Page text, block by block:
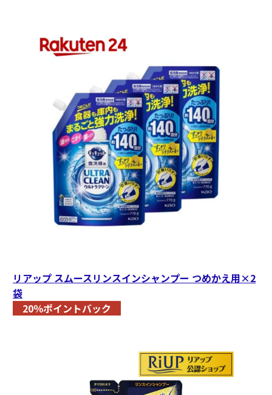
リアップ スムースリンスインシャンプー つめかえ用×2
袋
20％ポイントバック